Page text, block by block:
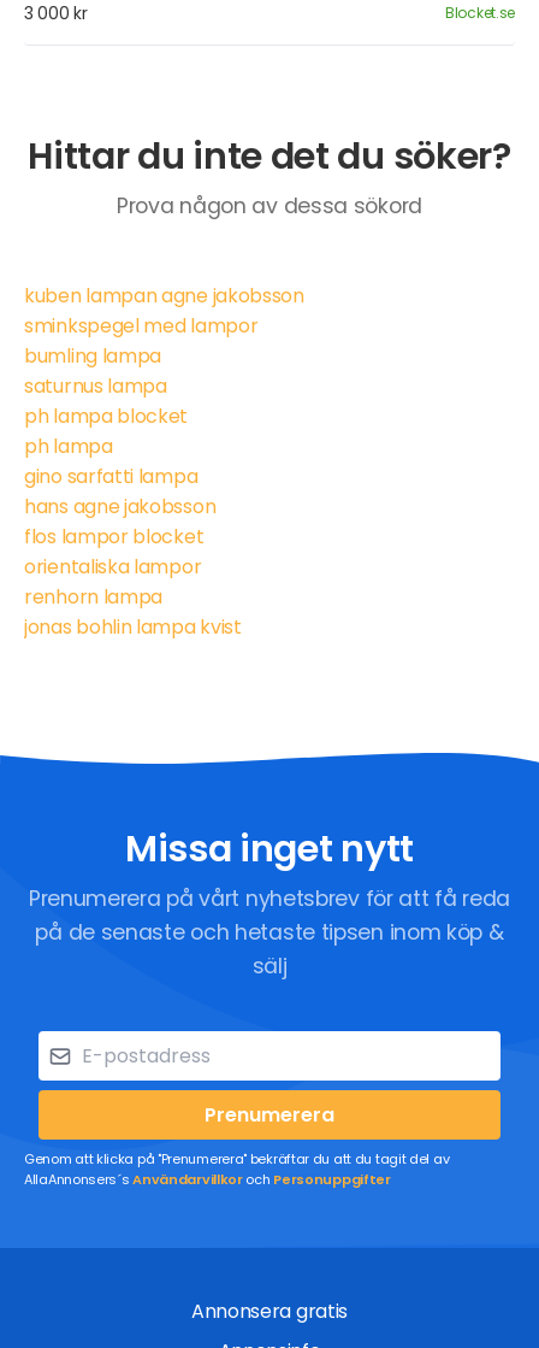
3 000 kr Blocket.se
Hittar du inte det du söker?
Prova någon av dessa sökord
kuben lampan agne jakobsson
sminkspegel med lampor
bumling lampa
saturnus lampa
ph lampa blocket
ph lampa
gino sarfatti lampa
hans agne jakobsson
flos lampor blocket
orientaliska lampor
renhorn lampa
jonas bohlin lampa kvist
Missa inget nytt
Prenumerera på vårt nyhetsbrev för att få reda
på de senaste och hetaste tipsen inom köp &
sälj
Prenumerera
Genom att klicka på "Prenumerera" bekräftar du att du tagit del av
AllaAnnonsers´sAnvändarvillkoroch Personuppgifter
Annonsera gratis